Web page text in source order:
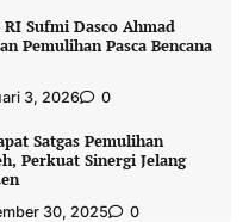
RI Sufmi Dasco Ahmad
Pemulihan Pasca Bencana
3, 2026 0
Satgas Pemulihan
Perkuat Sinergi Jelang
30, 2025 0